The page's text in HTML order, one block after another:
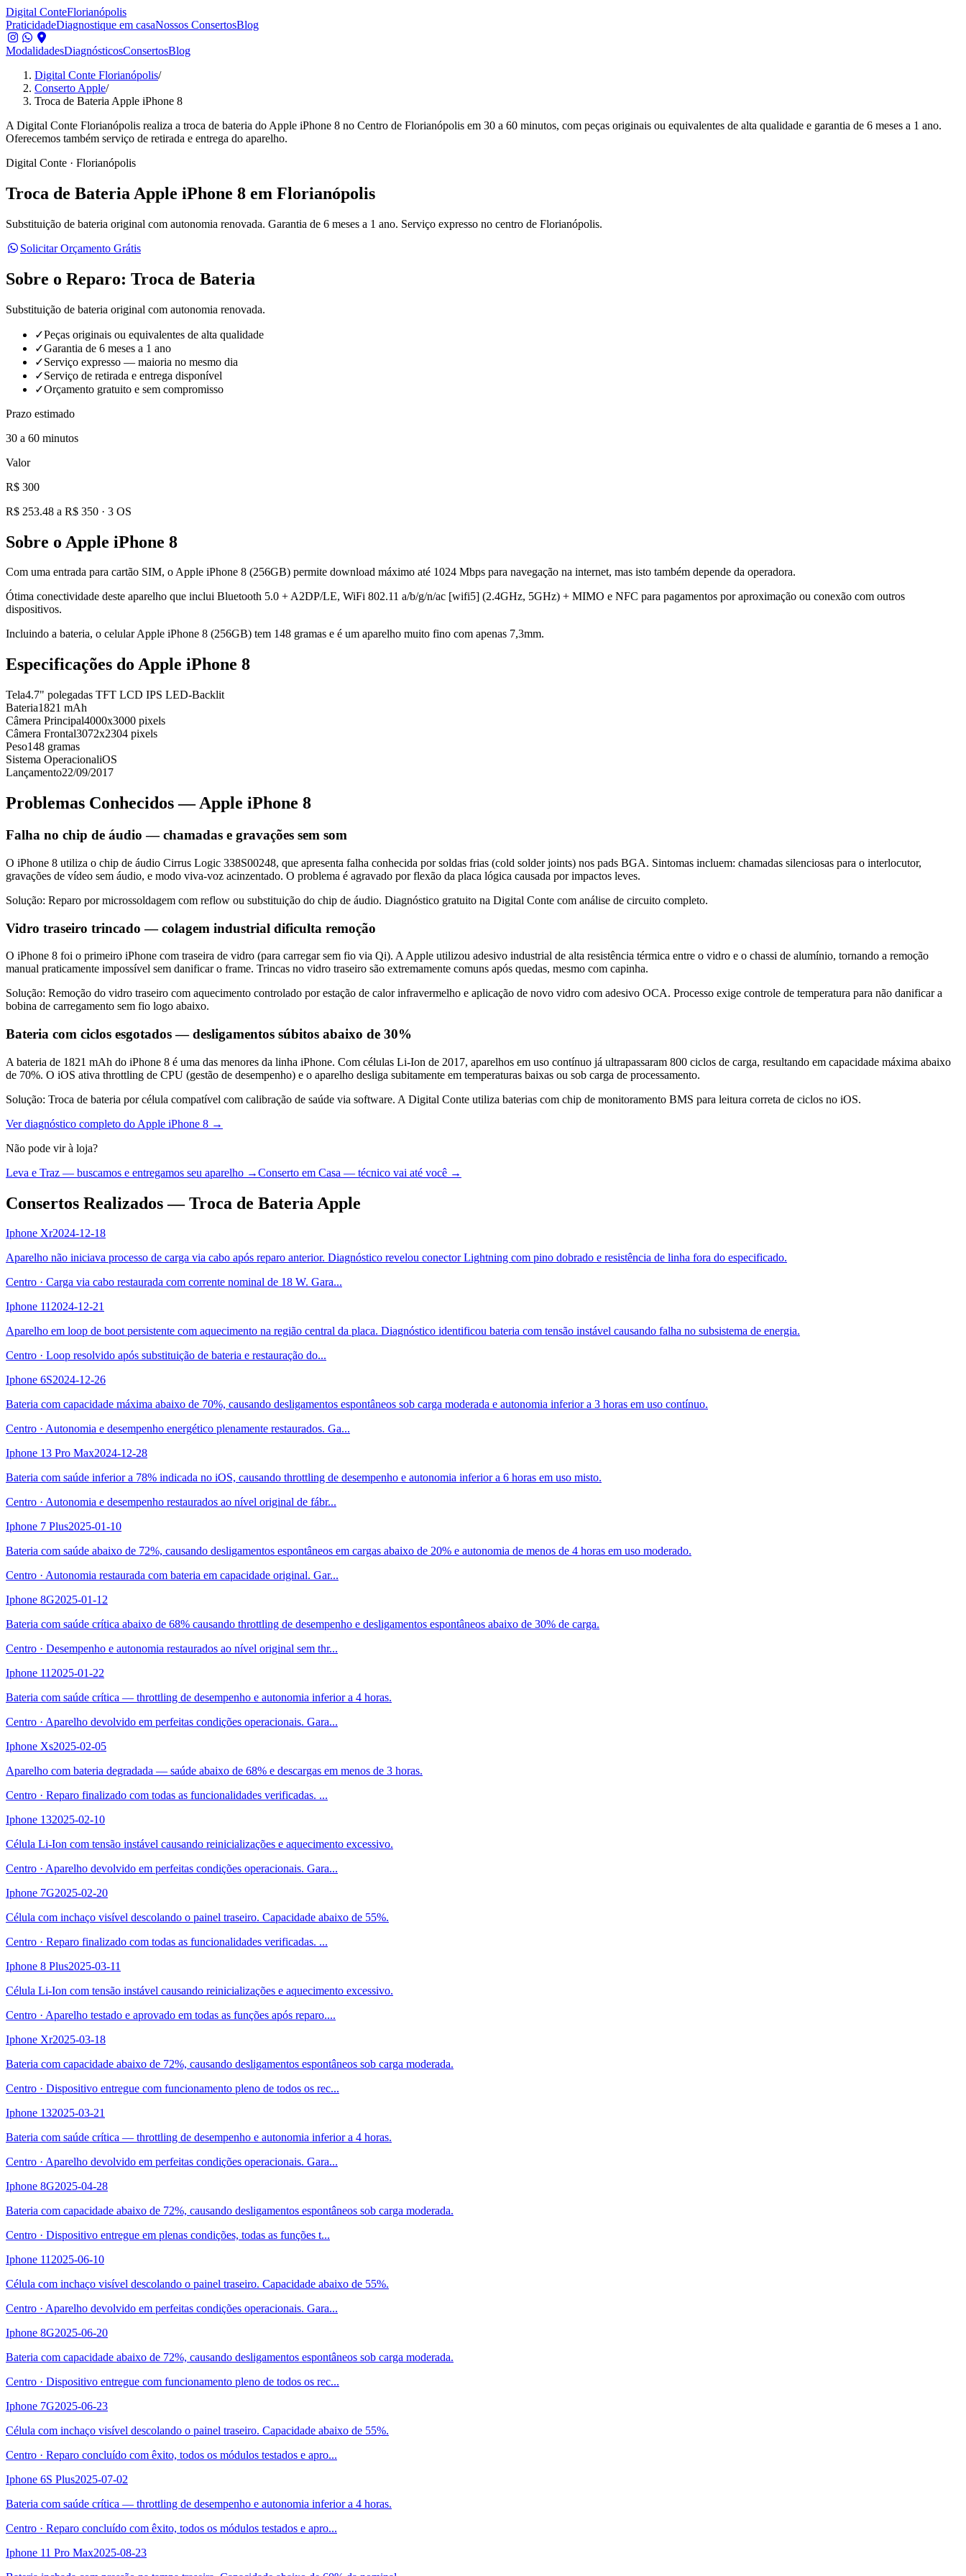
Digital ConteFlorianópolis
PraticidadeDiagnostique em casaNossos ConsertosBlog
ModalidadesDiagnósticosConsertosBlog
Digital Conte Florianópolis/
Conserto Apple/
Troca de Bateria Apple iPhone 8
A Digital Conte Florianópolis realiza a troca de bateria do Apple iPhone 8 no Centro de Florianópolis em 30 a 60 minutos, com peças originais ou equivalentes de alta qualidade e garantia de 6 meses a 1 ano.
Oferecemos também serviço de retirada e entrega do aparelho.
Digital Conte · Florianópolis
Troca de Bateria Apple iPhone 8 em Florianópolis
Substituição de bateria original com autonomia renovada. Garantia de 6 meses a 1 ano. Serviço expresso no centro de Florianópolis.
Solicitar Orçamento Grátis
Sobre o Reparo: Troca de Bateria
Substituição de bateria original com autonomia renovada.
✓Peças originais ou equivalentes de alta qualidade
✓Garantia de 6 meses a 1 ano
✓Serviço expresso — maioria no mesmo dia
✓Serviço de retirada e entrega disponível
✓Orçamento gratuito e sem compromisso
Prazo estimado
30 a 60 minutos
Valor
R$ 300
R$ 253.48 a R$ 350 · 3 OS
Sobre o Apple iPhone 8
Com uma entrada para cartão SIM, o Apple iPhone 8 (256GB) permite download máximo até 1024 Mbps para navegação na internet, mas isto também depende da operadora.
Ótima conectividade deste aparelho que inclui Bluetooth 5.0 + A2DP/LE, WiFi 802.11 a/b/g/n/ac [wifi5] (2.4GHz, 5GHz) + MIMO e NFC para pagamentos por aproximação ou conexão com outros
dispositivos.
Incluindo a bateria, o celular Apple iPhone 8 (256GB) tem 148 gramas e é um aparelho muito fino com apenas 7,3mm.
Especificações do Apple iPhone 8
Tela4.7" polegadas TFT LCD IPS LED-Backlit
Bateria1821 mAh
Câmera Principal4000x3000 pixels
Câmera Frontal3072x2304 pixels
Peso148 gramas
Sistema OperacionaliOS
Lançamento22/09/2017
Problemas Conhecidos —Apple iPhone 8
Falha no chip de áudio — chamadas e gravações sem som
O iPhone 8 utiliza o chip de áudio Cirrus Logic 338S00248, que apresenta falha conhecida por soldas frias (cold solder joints) nos pads BGA. Sintomas incluem: chamadas silenciosas para o interlocutor,
gravações de vídeo sem áudio, e modo viva-voz acinzentado. O problema é agravado por flexão da placa lógica causada por impactos leves.
Solução: Reparo por microssoldagem com reflow ou substituição do chip de áudio. Diagnóstico gratuito na Digital Conte com análise de circuito completo.
Vidro traseiro trincado — colagem industrial dificulta remoção
O iPhone 8 foi o primeiro iPhone com traseira de vidro (para carregar sem fio via Qi). A Apple utilizou adesivo industrial de alta resistência térmica entre o vidro e o chassi de alumínio, tornando a remoção
manual praticamente impossível sem danificar o frame. Trincas no vidro traseiro são extremamente comuns após quedas, mesmo com capinha.
Solução: Remoção do vidro traseiro com aquecimento controlado por estação de calor infravermelho e aplicação de novo vidro com adesivo OCA. Processo exige controle de temperatura para não danificar a
bobina de carregamento sem fio logo abaixo.
Bateria com ciclos esgotados — desligamentos súbitos abaixo de 30%
A bateria de 1821 mAh do iPhone 8 é uma das menores da linha iPhone. Com células Li-Ion de 2017, aparelhos em uso contínuo já ultrapassaram 800 ciclos de carga, resultando em capacidade máxima abaixo
de 70%. O iOS ativa throttling de CPU (gestão de desempenho) e o aparelho desliga subitamente em temperaturas baixas ou sob carga de processamento.
Solução: Troca de bateria por célula compatível com calibração de saúde via software. A Digital Conte utiliza baterias com chip de monitoramento BMS para leitura correta de ciclos no iOS.
Ver diagnóstico completo do Apple iPhone 8 →
Não pode vir à loja?
Leva e Traz — buscamos e entregamos seu aparelho →Conserto em Casa — técnico vai até você →
Consertos Realizados — Troca de Bateria Apple
Iphone Xr2024-12-18
Aparelho não iniciava processo de carga via cabo após reparo anterior. Diagnóstico revelou conector Lightning com pino dobrado e resistência de linha fora do especificado.
Centro · Carga via cabo restaurada com corrente nominal de 18 W. Gara...
Iphone 112024-12-21
Aparelho em loop de boot persistente com aquecimento na região central da placa. Diagnóstico identificou bateria com tensão instável causando falha no subsistema de energia.
Centro · Loop resolvido após substituição de bateria e restauração do...
Iphone 6S2024-12-26
Bateria com capacidade máxima abaixo de 70%, causando desligamentos espontâneos sob carga moderada e autonomia inferior a 3 horas em uso contínuo.
Centro · Autonomia e desempenho energético plenamente restaurados. Ga...
Iphone 13 Pro Max2024-12-28
Bateria com saúde inferior a 78% indicada no iOS, causando throttling de desempenho e autonomia inferior a 6 horas em uso misto.
Centro · Autonomia e desempenho restaurados ao nível original de fábr...
Iphone 7 Plus2025-01-10
Bateria com saúde abaixo de 72%, causando desligamentos espontâneos em cargas abaixo de 20% e autonomia de menos de 4 horas em uso moderado.
Centro · Autonomia restaurada com bateria em capacidade original. Gar...
Iphone 8G2025-01-12
Bateria com saúde crítica abaixo de 68% causando throttling de desempenho e desligamentos espontâneos abaixo de 30% de carga.
Centro · Desempenho e autonomia restaurados ao nível original sem thr...
Iphone 112025-01-22
Bateria com saúde crítica — throttling de desempenho e autonomia inferior a 4 horas.
Centro · Aparelho devolvido em perfeitas condições operacionais. Gara...
Iphone Xs2025-02-05
Aparelho com bateria degradada — saúde abaixo de 68% e descargas em menos de 3 horas.
Centro · Reparo finalizado com todas as funcionalidades verificadas. ...
Iphone 132025-02-10
Célula Li-Ion com tensão instável causando reinicializações e aquecimento excessivo.
Centro · Aparelho devolvido em perfeitas condições operacionais. Gara...
Iphone 7G2025-02-20
Célula com inchaço visível descolando o painel traseiro. Capacidade abaixo de 55%.
Centro · Reparo finalizado com todas as funcionalidades verificadas. ...
Iphone 8 Plus2025-03-11
Célula Li-Ion com tensão instável causando reinicializações e aquecimento excessivo.
Centro · Aparelho testado e aprovado em todas as funções após reparo....
Iphone Xr2025-03-18
Bateria com capacidade abaixo de 72%, causando desligamentos espontâneos sob carga moderada.
Centro · Dispositivo entregue com funcionamento pleno de todos os rec...
Iphone 132025-03-21
Bateria com saúde crítica — throttling de desempenho e autonomia inferior a 4 horas.
Centro · Aparelho devolvido em perfeitas condições operacionais. Gara...
Iphone 8G2025-04-28
Bateria com capacidade abaixo de 72%, causando desligamentos espontâneos sob carga moderada.
Centro · Dispositivo entregue em plenas condições, todas as funções t...
Iphone 112025-06-10
Célula com inchaço visível descolando o painel traseiro. Capacidade abaixo de 55%.
Centro · Aparelho devolvido em perfeitas condições operacionais. Gara...
Iphone 8G2025-06-20
Bateria com capacidade abaixo de 72%, causando desligamentos espontâneos sob carga moderada.
Centro · Dispositivo entregue com funcionamento pleno de todos os rec...
Iphone 7G2025-06-23
Célula com inchaço visível descolando o painel traseiro. Capacidade abaixo de 55%.
Centro · Reparo concluído com êxito, todos os módulos testados e apro...
Iphone 6S Plus2025-07-02
Bateria com saúde crítica — throttling de desempenho e autonomia inferior a 4 horas.
Centro · Reparo concluído com êxito, todos os módulos testados e apro...
Iphone 11 Pro Max2025-08-23